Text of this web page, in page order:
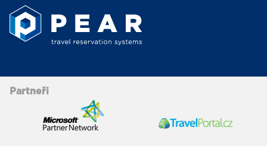
Partneři